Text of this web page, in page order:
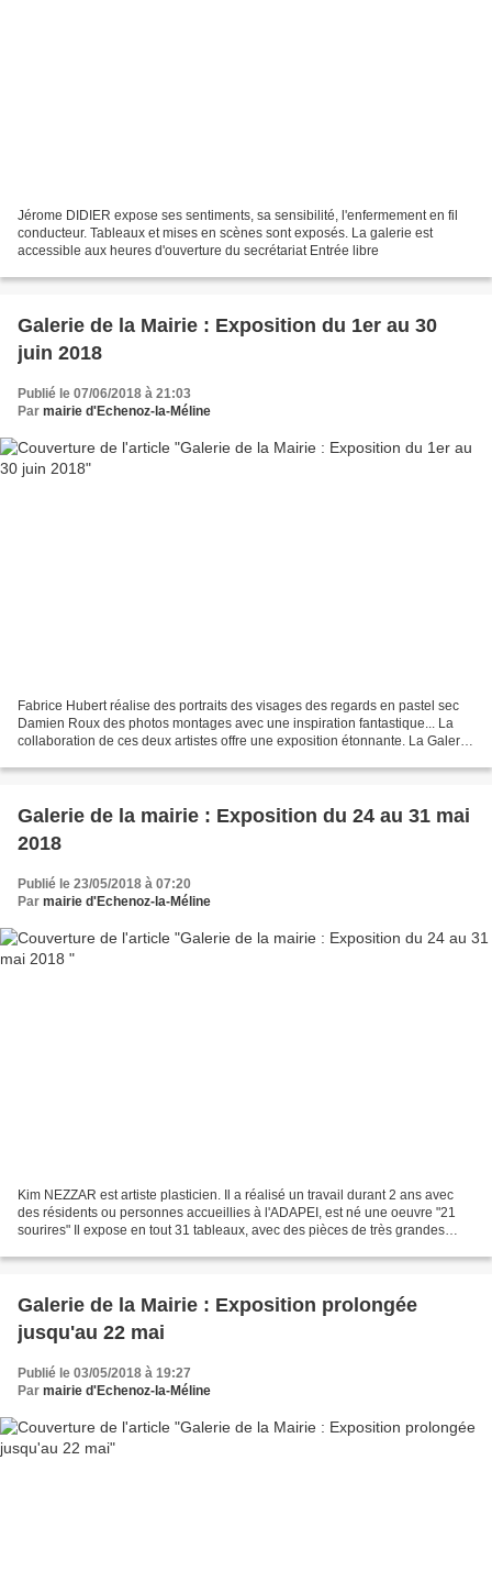
Jérome DIDIER expose ses sentiments, sa sensibilité, l'enfermement en fil
conducteur. Tableaux et mises en scènes sont exposés. La galerie est
accessible aux heures d'ouverture du secrétariat Entrée libre
Galerie de la Mairie : Exposition du 1er au 30
juin 2018
Publié le 07/06/2018 à 21:03
Par mairie d'Echenoz-la-Méline
Fabrice Hubert réalise des portraits des visages des regards en pastel sec
Damien Roux des photos montages avec une inspiration fantastique... La
collaboration de ces deux artistes offre une exposition étonnante. La Galerie
Galerie de la mairie : Exposition du 24 au 31 mai
2018
Publié le 23/05/2018 à 07:20
Par mairie d'Echenoz-la-Méline
Kim NEZZAR est artiste plasticien. Il a réalisé un travail durant 2 ans avec
des résidents ou personnes accueillies à l'ADAPEI, est né une oeuvre "21
sourires" Il expose en tout 31 tableaux, avec des pièces de très grandes
Galerie de la Mairie : Exposition prolongée
jusqu'au 22 mai
Publié le 03/05/2018 à 19:27
Par mairie d'Echenoz-la-Méline